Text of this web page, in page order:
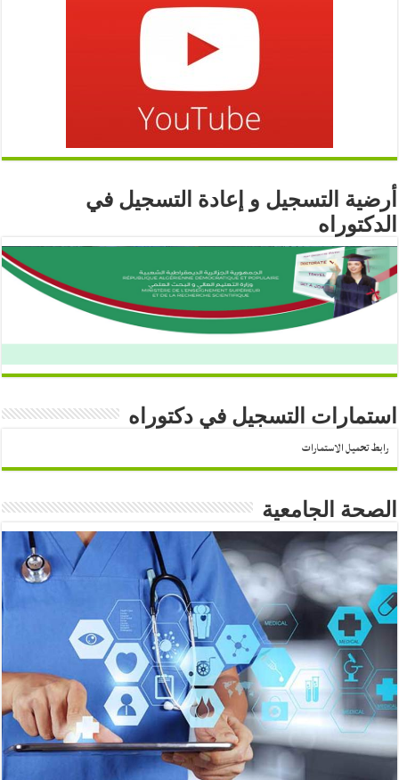
أرضية التسجيل و إعادة التسجيل في
الدكتوراه
استمارات التسجيل في دكتوراه
رابط تحميل الاستمارات
الصحة الجامعية